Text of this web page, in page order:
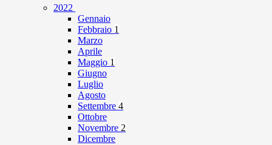
2022
Gennaio
Febbraio 1
Marzo
Aprile
Maggio 1
Giugno
Luglio
Agosto
Settembre 4
Ottobre
Novembre 2
Dicembre